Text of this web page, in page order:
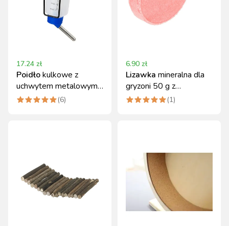
17.24 zł
Poidłokulkowe z
uchwytem metalowym
dla małych zwierząt
(6)
6.90 zł
Lizawka mineralna dla
gryzoni 50 g z
uchwytem Kerbl
(1)